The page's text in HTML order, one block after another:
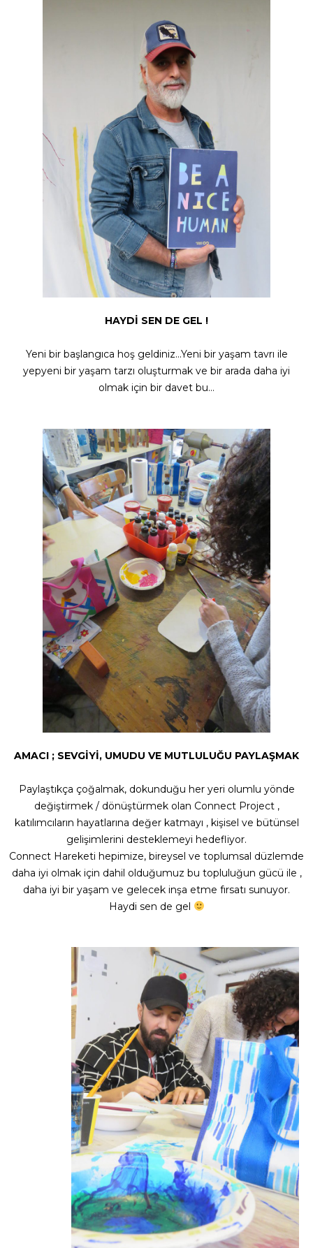
HAYDİ SEN DE GEL !
Yeni bir başlangıca hoş geldiniz…Yeni bir yaşam tavrı ile
yepyeni bir yaşam tarzı oluşturmak ve bir arada daha iyi
olmak için bir davet bu…
AMACI ; SEVGİYİ, UMUDU VE MUTLULUĞU PAYLAŞMAK
Paylaştıkça çoğalmak, dokunduğu her yeri olumlu yönde
değiştirmek / dönüştürmek olan Connect Project ,
katılımcıların hayatlarına değer katmayı , kişisel ve bütünsel
gelişimlerini desteklemeyi hedefliyor.
Connect Hareketi hepimize, bireysel ve toplumsal düzlemde
daha iyi olmak için dahil olduğumuz bu topluluğun gücü ile ,
daha iyi bir yaşam ve gelecek inşa etme fırsatı sunuyor.
Haydi sen de gel